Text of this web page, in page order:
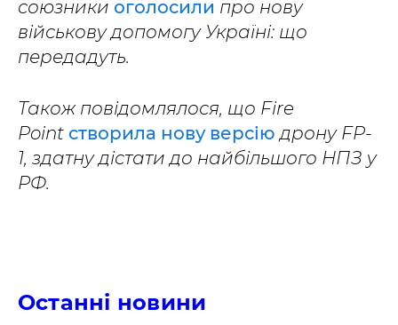
союзники оголосили про нову
військову допомогу Україні: що
передадуть.
Також повідомлялося, що Fire
Point створила нову версіюдрону FP-
1, здатну дістати до найбільшого НПЗ у
РФ.
Останні новини